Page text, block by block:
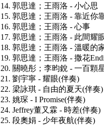
14. 郭思達；王雨洛 - 小心思
15. 郭思達；王雨洛 - 靠近你
16. 郭思達；王雨洛 - 心事
17. 郭思達；王雨洛 - 此間耀
18. 郭思達；王雨洛 - 溫暖的
19. 郭思達；王雨洛 - 撒花
20. 關曉彤；李昀銳 - 一百顆
21. 劉宇寧 - 耀眼(伴奏)
22. 梁詠琪 - 自由的夏天(伴奏)
23. 姚琛 - I Promise(伴奏)
24. Jeffrey董又霖 - 時差(伴奏)
25. 段奧娟 - 少年夜航(伴奏)